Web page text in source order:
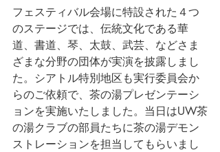
フェスティバル会場に特設された４つ
のステージでは、伝統文化である華
道、書道、琴、太鼓、武芸、などさま
ざまな分野の団体が実演を披露しまし
た。シアトル特別地区も実行委員会か
らのご依頼で、茶の湯プレゼンテーシ
ョンを実施いたしました。当日はUW茶
の湯クラブの部員たちに茶の湯デモン
ストレーションを担当してもらいまし